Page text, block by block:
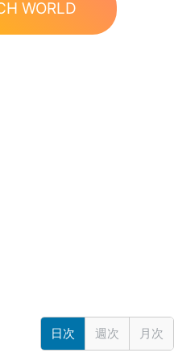
WORLD
日次 週次 月次